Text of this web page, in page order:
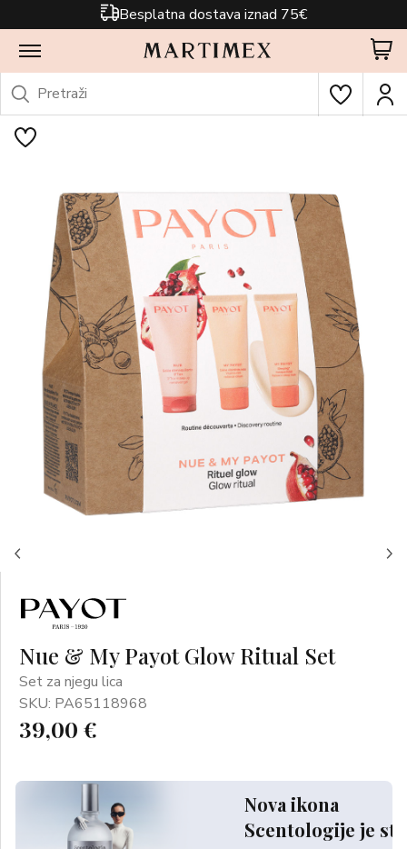
Besplatna dostava iznad 75€
Nue & My Payot Glow Ritual Set
Set za njegu lica
SKU: PA65118968
39,00 €
Nova ikona
Scentologije je